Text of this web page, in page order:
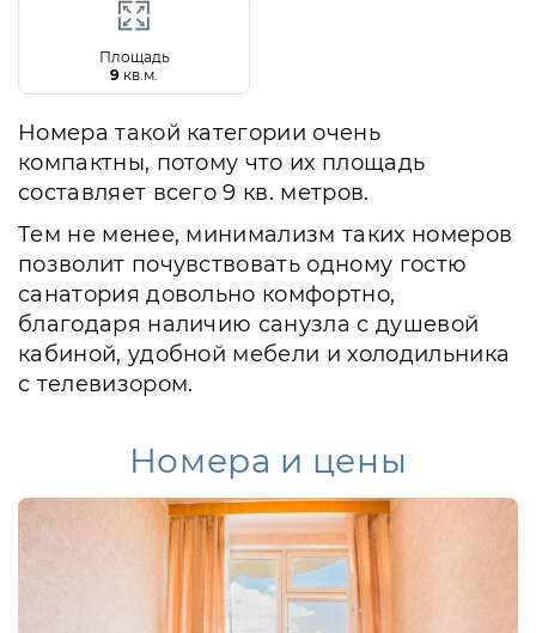
Площадь
9 кв.м.
Номера такой категории очень
компактны, потому что их площадь
составляет всего 9 кв. метров.
Тем не менее, минимализм таких номеров
позволит почувствовать одному гостю
санатория довольно комфортно,
благодаря наличию санузла с душевой
кабиной, удобной мебели и холодильника
с телевизором.
Номера и цены